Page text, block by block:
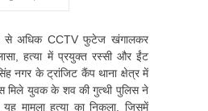
से अधिक CCTV फुटेज खंगालकर
हत्या में प्रयुक्त रस्सी और ईंट
नगर के ट्रांजिट कैंप थाना क्षेत्र में
मिले युवक के शव की गुत्थी पुलिस ने
मामला हत्या का निकला, जिसमें